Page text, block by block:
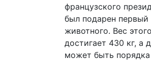
французского
был подарен первый
животного. Вес
достигает 430 кг, а
может быть